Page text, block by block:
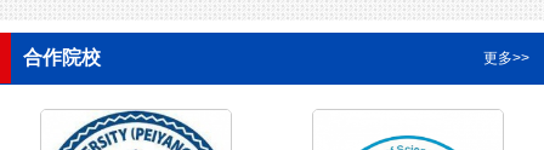
合作院校 更多>>